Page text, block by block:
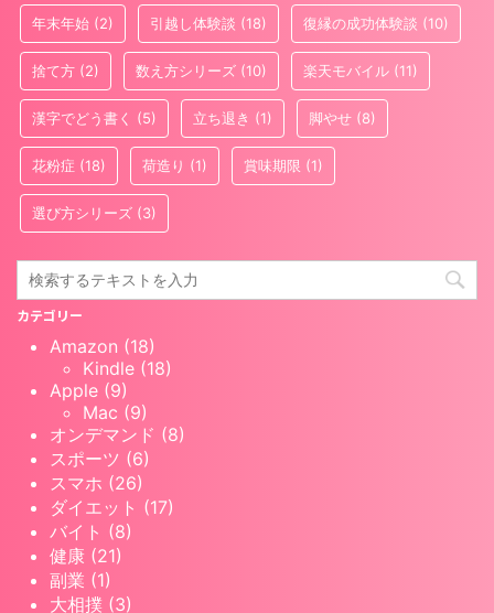
年末年始 (2) 引越し体験談 (18) 復縁の成功体験談 (10)
捨て方 (2) 数え方シリーズ (10) 楽天モバイル (11)
漢字でどう書く (5) 立ち退き (1) 脚やせ (8)
花粉症 (18) 荷造り (1) 賞味期限 (1)
選び方シリーズ (3)
カテゴリー
Amazon (18)
Kindle (18)
Apple (9)
Mac (9)
オンデマンド (8)
スポーツ (6)
スマホ (26)
ダイエット (17)
バイト (8)
健康 (21)
副業 (1)
大相撲 (3)